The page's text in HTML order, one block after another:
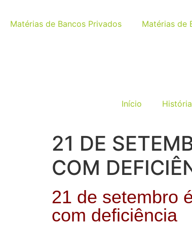
Matérias de Bancos Privados Matérias de
Início História
21 DE
COM
21 de setembro
com deficiência